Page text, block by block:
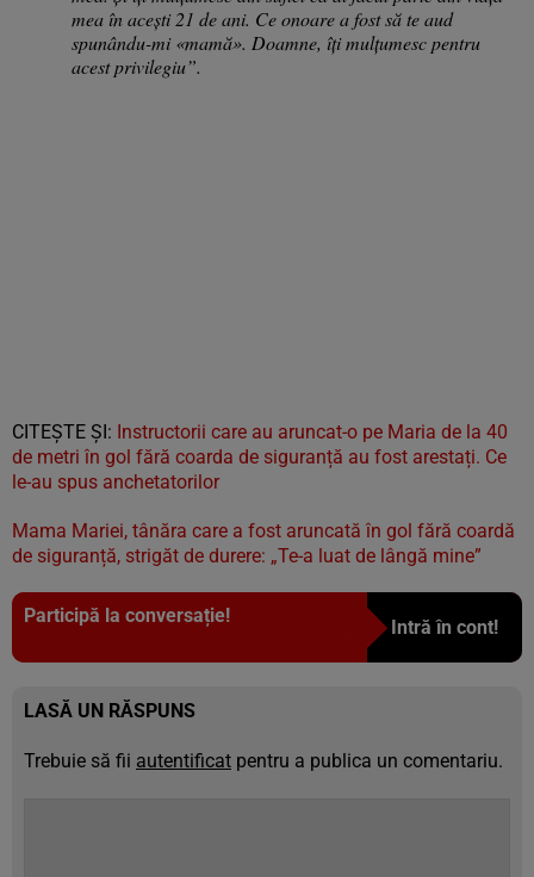
mea în acești 21 de ani. Ce onoare a fost să te aud
spunându-mi «mamă». Doamne, îți mulțumesc pentru
acest privilegiu”.
CITEŞTE ŞI: Instructorii care au aruncat-o pe Maria de la 40
de metri în gol fără coarda de siguranță au fost arestați. Ce
le-au spus anchetatorilor
Mama Mariei, tânăra care a fost aruncată în gol fără coardă
de siguranță, strigăt de durere: „Te-a luat de lângă mine”
Participă la conversație!
Intră în cont!
LASĂ UN RĂSPUNS
Trebuie să fii autentificat pentru a publica un comentariu.